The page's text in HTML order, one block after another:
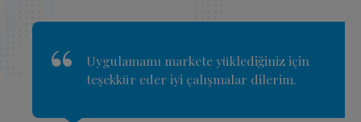
Uygulamamı markete yüklediğiniz için
teşekkür eder iyi çalışmalar dilerim.